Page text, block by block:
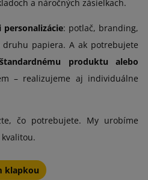
a náročných zásielkach.
: potlač, branding,
papiera. A ak potrebujete
produktu alebo
– realizujeme aj individuálne
čo potrebujete. My urobíme
kvalitou.
klapkou